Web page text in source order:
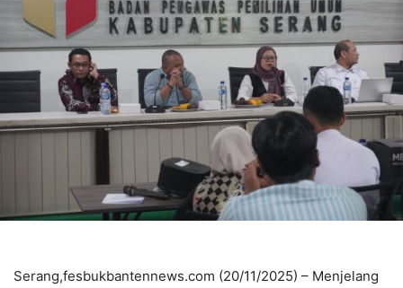
Serang,fesbukbantennews.com (20/11/2025) – Menjelang